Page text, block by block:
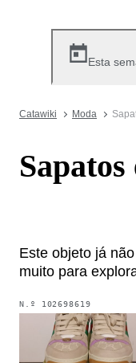
Esta
Catawiki Moda
Sapatos
Este objeto já
muito para
N.º 102698619